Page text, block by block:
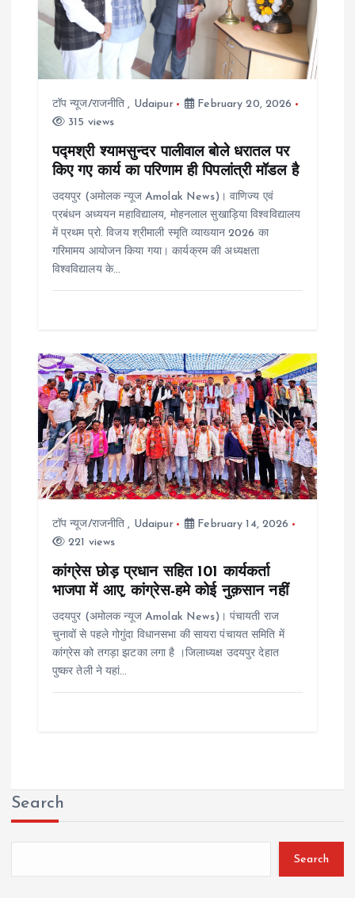
a
टॉप न्यूज/राजनीति , Udaipur
February 20, 2026
315 views
पद्मश्री श्यामसुन्दर पालीवाल बोले धरातल पर
किए गए कार्य का परिणाम ही पिपलांत्री मॉडल है
उदयपुर (अमोलक न्यूज Amolak News)। वाणिज्य एवं
प्रबंधन अध्ययन महाविद्यालय, मोहनलाल सुखाड़िया विश्वविद्यालय
में प्रथम प्रो. विजय श्रीमाली स्मृति व्याख्यान 2026 का
गरिमामय आयोजन किया गया। कार्यक्रम की अध्यक्षता
विश्वविद्यालय के…
टॉप न्यूज/राजनीति , Udaipur
February 14, 2026
221 views
कांग्रेस छोड़ प्रधान सहित 101 कार्यकर्ता
भाजपा में आए, कांग्रेस-हमे कोई नुक़सान नहीं
उदयपुर (अमोलक न्यूज Amolak News)। पंचायती राज
चुनावों से पहले गोगुंदा विधानसभा की सायरा पंचायत समिति में
कांग्रेस को तगड़ा झटका लगा है ।जिलाध्यक्ष उदयपुर देहात
पुष्कर तेली ने यहां…
Search
Search